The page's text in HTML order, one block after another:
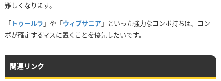
難しくなります。
「 トゥールラ 」や「ウィブサニア」といった強力なコンボ持ちは、コン
ボが確定するマスに置くことを優先したいです。
関連リンク